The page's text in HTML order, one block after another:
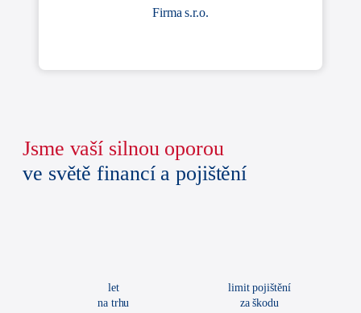
Firma s.r.o.
Jsme vaší silnou oporou
ve světě financí a pojištění
let
na trhu
limit pojištění
za škodu